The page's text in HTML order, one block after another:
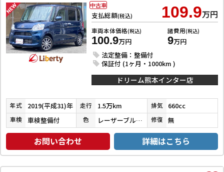
支払総額(税込) 109.9万円
車両本体価格(税込)
100.9万円
諸費用(税込)
9万円
法定整備：整備付
保証付 (1ヶ月・1000km )
中古車
ドリーム熊本インター店
年式 2019(平成31)年 走行 1.5万km 排気 660cc
車検 車検整備付 色 レーザーブルークリスタルシャイン 修復 無
お問い合わせ 詳細はこちら